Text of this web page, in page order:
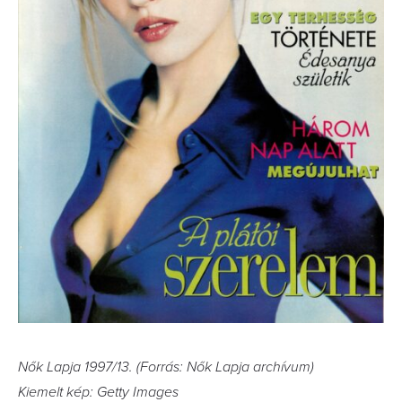
Nők Lapja 1997/13. (Forrás: Nők Lapja archívum)
Kiemelt kép: Getty Images